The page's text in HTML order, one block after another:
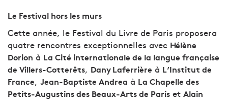
Le Festival hors les murs
Cette année, le Festival du Livre de Paris proposera
quatre rencontres exceptionnelles avec Hélène
Dorion à La Cité internationale de la langue française
de Villers-Cotterêts, Dany Laferrière à L’Institut de
France, Jean-Baptiste Andrea à La Chapelle des
Petits-Augustins des Beaux-Arts de Paris et Alain